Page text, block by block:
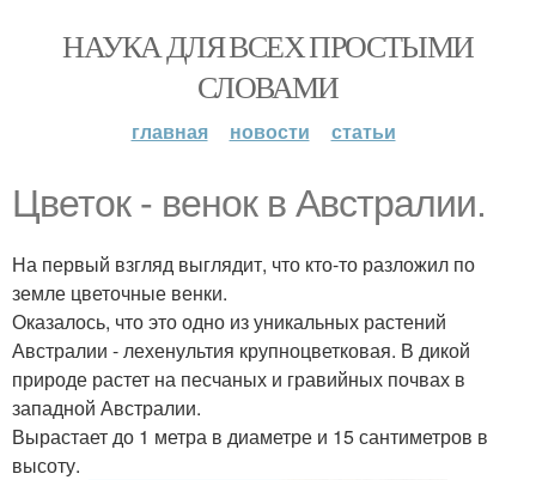
НАУКА ДЛЯ ВСЕХ ПРОСТЫМИ
СЛОВАМИ
главная новости статьи
Цветок - венок в Австралии.
На первый взгляд выглядит, что кто-то разложил по
земле цветочные венки.
Оказалось, что это одно из уникальных растений
Австралии - лехенультия крупноцветковая. В дикой
природе растет на песчаных и гравийных почвах в
западной Австралии.
Вырастает до 1 метра в диаметре и 15 сантиметров в
высоту.